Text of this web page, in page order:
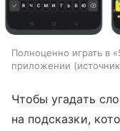
Полноценно играть в
приложении
Чтобы угадать
на подсказки,